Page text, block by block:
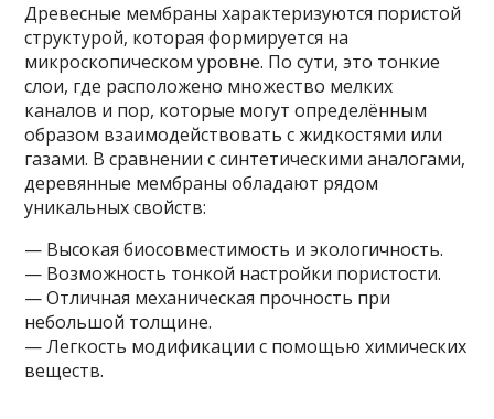
Древесные мембраны характеризуются пористой
структурой, которая формируется на
микроскопическом уровне. По сути, это тонкие
слои, где расположено множество мелких
каналов и пор, которые могут определённым
образом взаимодействовать с жидкостями или
газами. В сравнении с синтетическими аналогами,
деревянные мембраны обладают рядом
уникальных свойств:
— Высокая биосовместимость и экологичность.
— Возможность тонкой настройки пористости.
— Отличная механическая прочность при
небольшой толщине.
— Легкость модификации с помощью химических
веществ.